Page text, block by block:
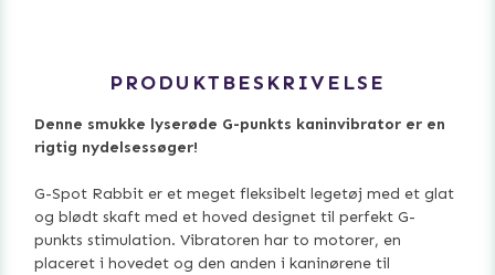
PRODUKTBESKRIVELSE
Denne smukke lyserøde G-punkts kaninvibrator er en
rigtig nydelsessøger!
G-Spot Rabbit er et meget fleksibelt legetøj med et glat
og blødt skaft med et hoved designet til perfekt G-
punkts stimulation. Vibratoren har to motorer, en
placeret i hovedet og den anden i kaninørene til